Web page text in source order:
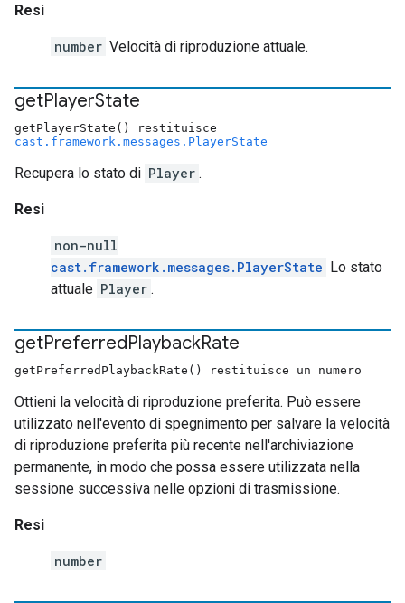
Resi
number Velocità di riproduzione attuale.
getPlayerState
getPlayerState() restituisce
cast.framework.messages.PlayerState
Recupera lo stato di Player .
Resi
non-null
cast.framework.messages.PlayerState Lo stato
attuale Player .
getPreferredPlaybackRate
getPreferredPlaybackRate() restituisce un numero
Ottieni la velocità di riproduzione preferita. Può essere
utilizzato nell'evento di spegnimento per salvare la velocità
di riproduzione preferita più recente nell'archiviazione
permanente, in modo che possa essere utilizzata nella
sessione successiva nelle opzioni di trasmissione.
Resi
number